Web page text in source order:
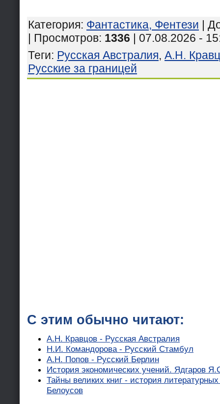
Категория: Фантастика, Фентези |
| Просмотров: 1336 | 07.08.2026 -
Теги: Русская Австралия, А.Н.
Русские за границей
С этим обычно читают:
А.Н. Кравцов - Русская Австралия
Н.И. Командорова - Русский Стамбул
А.Н. Попов - Русский Берлин
История экономических учений. Ядгаров
Тайны великих книг - история
Белоусов